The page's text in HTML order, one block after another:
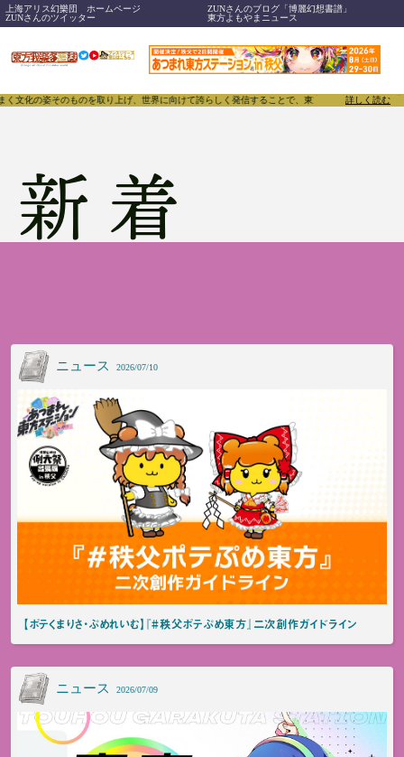
上海アリス幻樂団 ホームページ
ZUNさんのブログ「博麗幻想書譜」
ZUNさんのツイッター
東方よもやまニュース
世界に向けて誇らしく発信することで、東方Projectのみならず「同人文化」そのものをさらに
詳しく読む
新着
ニュース 2026/07/10
【ポテくまりさ・ぷめれいむ】『#秩父ポテぷめ東方』二次創作ガイドライン
ニュース 2026/07/09